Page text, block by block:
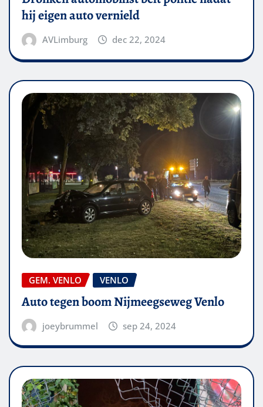
hij eigen auto vernield
AVLimburg dec 22, 2024
GEM. VENLO VENLO
Auto tegen boom Nijmeegseweg Venlo
joeybrummel sep 24, 2024